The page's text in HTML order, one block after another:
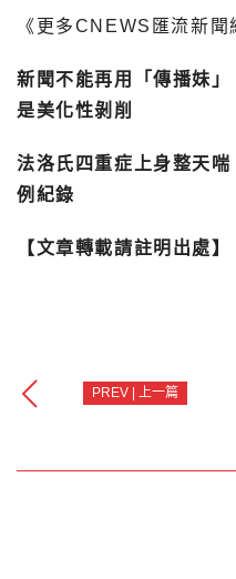
《更多CNEWS匯流新聞
新聞不能再用「傳播妹
是美化性剝削
法洛氏四重症上身整天
例紀錄
【文章轉載請註明出處】
PREV | 上一篇